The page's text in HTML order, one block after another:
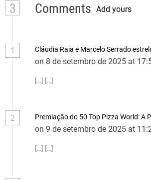
3 Comments Add yours
1 Cláudia Raia e Marcelo Serrado
on 8 de setembro de 2025 at
[…] […]
2 Premiação do 50 Top Pizza World: A
on 9 de setembro de 2025 at
[…] […]